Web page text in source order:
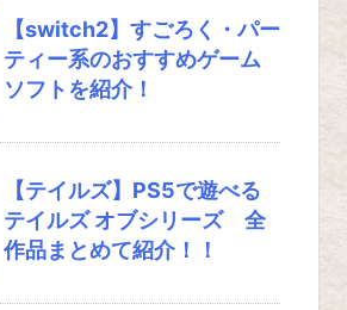
【switch2】すごろく・パー
ティー系のおすすめゲーム
ソフトを紹介！
【テイルズ】PS5で遊べる
テイルズ オブシリーズ 全
作品まとめて紹介！！